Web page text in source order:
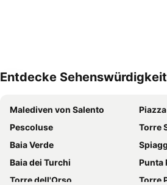
Entdecke
Malediven von Salento
Pescoluse
Torre
Baia Verde
Baia dei Turchi
Punta
Torre dell'Orso
Torre